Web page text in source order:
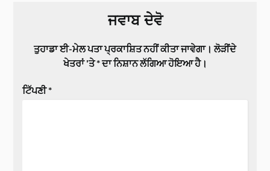
ਜਵਾਬ ਦੇਵੋ
ਤੁਹਾਡਾ ਈ-ਮੇਲ ਪਤਾ ਪ੍ਰਕਾਸ਼ਿਤ ਨਹੀਂ ਕੀਤਾ ਜਾਵੇਗਾ। ਲੋੜੀਂਦੇ
ਖੇਤਰਾਂ 'ਤੇ*ਦਾ ਨਿਸ਼ਾਨ ਲੱਗਿਆ ਹੋਇਆ ਹੈ।
ਟਿੱਪਣੀ*